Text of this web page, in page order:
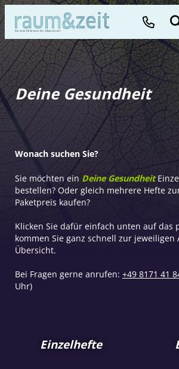
Deine Gesundheit
Wonach suchen Sie?
Sie möchten ein Deine Gesundheit
bestellen? Oder gleich mehrere Hefte
Paketpreis kaufen?
Klicken Sie dafür einfach unten auf das
kommen Sie ganz schnell zur jeweiligen
Übersicht.
Bei Fragen gerne anrufen: +49 8171 41
Uhr)
Einzelhefte